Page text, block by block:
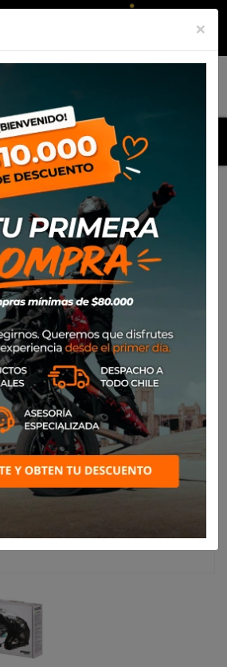
Equipamiento N-Com M951 X
×